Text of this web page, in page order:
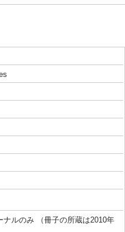
ナルのみ （冊子の所蔵は2010年